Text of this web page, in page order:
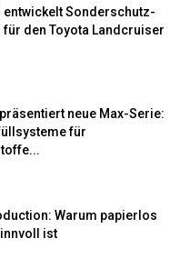
entwickelt Sonderschutz-
den Toyota Landcruiser
präsentiert neue Max-Serie:
für
Warum papierlos
ist